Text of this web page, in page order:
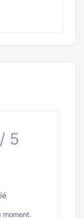
/ 5
moment.